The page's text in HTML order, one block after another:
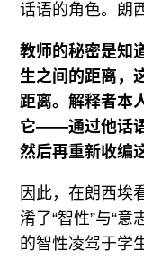
话语的角色。朗
教师的秘密是知
生之间的距离，
距离。解释者本
它——通过他话语
然后再重新收编
因此，在朗西埃
淆了“智性”与“
的智性凌驾于学